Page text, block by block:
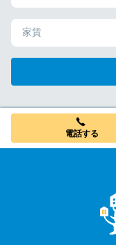
家賃
電話する